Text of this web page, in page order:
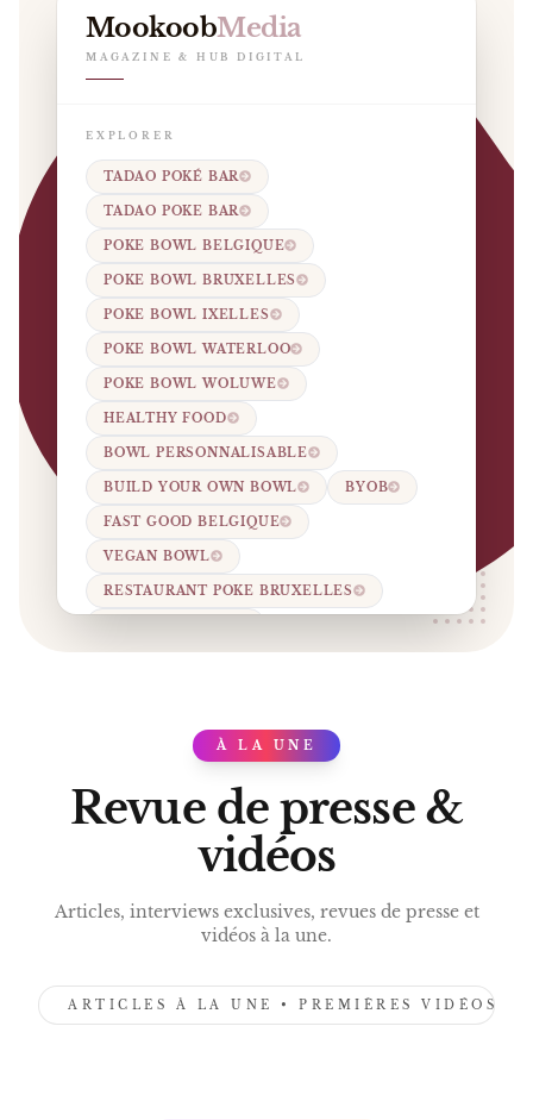
MookoobMedia
MAGAZINE & HUB DIGITAL
EXPLORER
TADAO POKÉ BAR
TADAO POKE BAR
POKE BOWL BELGIQUE
POKE BOWL BRUXELLES
POKE BOWL IXELLES
POKE BOWL WATERLOO
POKE BOWL WOLUWE
HEALTHY FOOD
BOWL PERSONNALISABLE
BUILD YOUR OWN BOWL BYOB
FAST GOOD BELGIQUE
VEGAN BOWL
RESTAURANT POKE BRUXELLES
OKARA CHICKEN
BANG BANG HALLOUMI KAY 36
CLICK & COLLECT.
PRESS
À LA UNE
Revue de presse &
vidéos
Articles, interviews exclusives, revues de presse et
vidéos à la une.
ARTICLES À LA UNE • PREMIÈRES VIDÉOS •